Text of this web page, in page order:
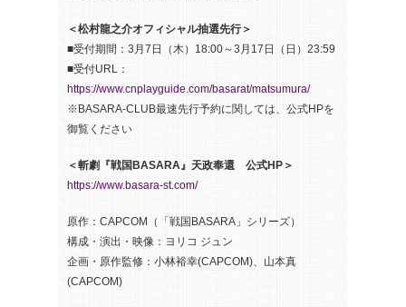
＜松村龍之介オフィシャル抽選先行＞
■受付期間：3月7日（木）18:00～3月17日（日）23:59
■受付URL：
https://www.cnplayguide.com/basarat/matsumura/
※BASARA-CLUB最速先行予約に関しては、公式HPを
御覧ください
＜斬劇『戦国BASARA』天政奉還 公式HP＞
https://www.basara-st.com/
原作：CAPCOM（「戦国BASARA」シリーズ）
構成・演出・映像：ヨリコ ジュン
企画・原作監修：小林裕幸(CAPCOM)、山本真
(CAPCOM)